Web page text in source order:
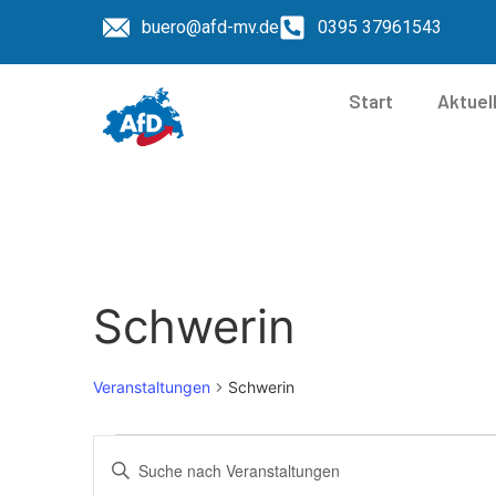
buero@afd-mv.de 0395 37961543
Start
Schwerin
Veranstaltungen Schwerin
Veranstaltungen
Bitte
Schlüsselwort